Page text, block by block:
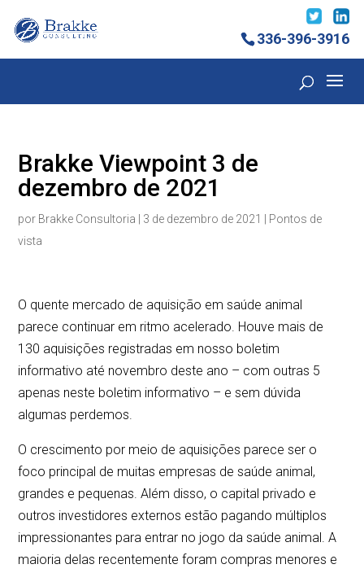
336-396-3916
Brakke Viewpoint 3 de
dezembro de 2021
por Brakke Consultoria 3 de dezembro de 2021
Pontos de
vista
O quente mercado de aquisição em saúde animal
parece continuar em ritmo acelerado. Houve mais de
130 aquisições registradas em nosso boletim
informativo até novembro deste ano – com outras 5
apenas neste boletim informativo – e sem dúvida
algumas perdemos.
O crescimento por meio de aquisições parece ser o
foco principal de muitas empresas de saúde animal,
grandes e pequenas. Além disso, o capital privado e
outros investidores externos estão pagando múltiplos
impressionantes para entrar no jogo da saúde animal. A
maioria delas recentemente foram compras menores e